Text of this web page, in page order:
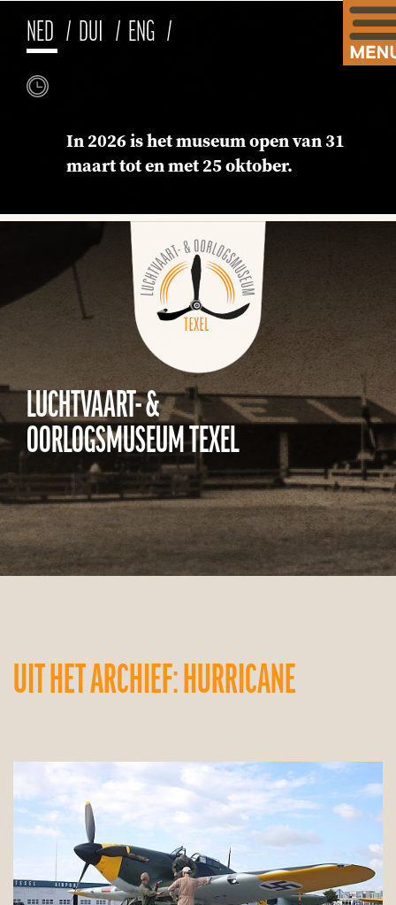
In 2026 is het museum open van 31
maart tot en met 25 oktober.
NED DUI ENG
LUCHTVAART- &
OORLOGSMUSEUM TEXEL
UIT HET ARCHIEF: HURRICANE